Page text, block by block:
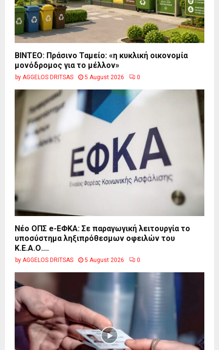
BINTEO: Πράσινο Ταμείο: «η κυκλική οικονομία
μονόδρομος για το μέλλον»
by AGGELOS DRITSAS 5 August 2026 0
Νέο ΟΠΣ e-ΕΦΚΑ: Σε παραγωγική λειτουργία το
υποσύστημα ληξιπρόθεσμων οφειλών του
Κ.Ε.Α.Ο....
by AGGELOS DRITSAS 5 August 2026 0